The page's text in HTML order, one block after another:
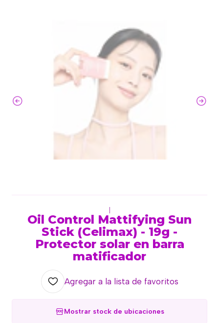
Oil Control Mattifying Sun
Stick (Celimax) - 19g -
Protector solar en barra
matificador
Agregar a la lista de favoritos
Mostrar stock de ubicaciones